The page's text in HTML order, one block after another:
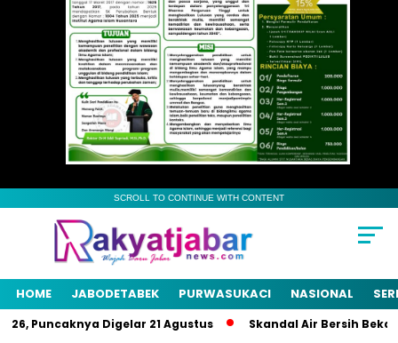
SCROLL TO CONTINUE WITH CONTENT
HOME JABODETABEK PURWASUKACI NASIONAL
Puncaknya Digelar 21 Agustus Skandal Air Bersih Bekasi!